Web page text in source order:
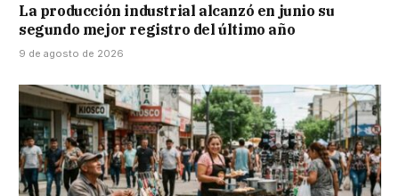
La producción industrial alcanzó en junio su
segundo mejor registro del último año
9 de agosto de 2026